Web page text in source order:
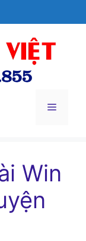
Menu
Win